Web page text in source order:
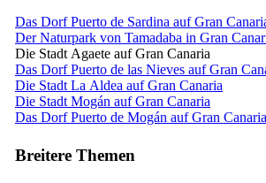
Das Dorf Puerto de Sardina auf Gran
Der Naturpark von Tamadaba in Gran
Die Stadt Agaete auf Gran Canaria
Das Dorf Puerto de las Nieves auf Gran
Die Stadt La Aldea auf Gran Canaria
Die Stadt Mogán auf Gran Canaria
Das Dorf Puerto de Mogán auf Gran Canaria
Breitere Themen